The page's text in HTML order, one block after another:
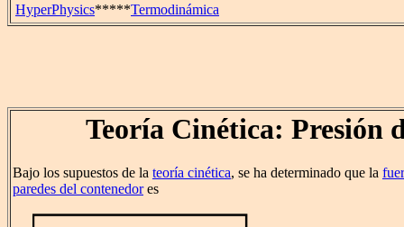
HyperPhysics*****Termodinámica
Teoría Cinética: Presión
Bajo los supuestos de la teoría cinética, se ha determinado que la
paredes del contenedores